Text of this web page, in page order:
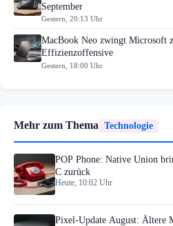
September
Gestern, 20:13 Uhr
MacBook Neo zwingt Microsoft
Effizienzoffensive
Gestern, 18:00 Uhr
Mehr zum Thema Technologie
POP Phone: Native Union
C zurück
Heute, 10:02 Uhr
Pixel-Update August: Ältere